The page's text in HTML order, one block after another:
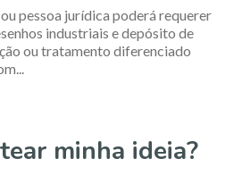
pessoa jurídica poderá requerer
industriais e depósito de
ou tratamento diferenciado
minha ideia?